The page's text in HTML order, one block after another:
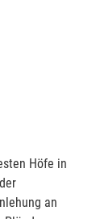
Höfe in
an